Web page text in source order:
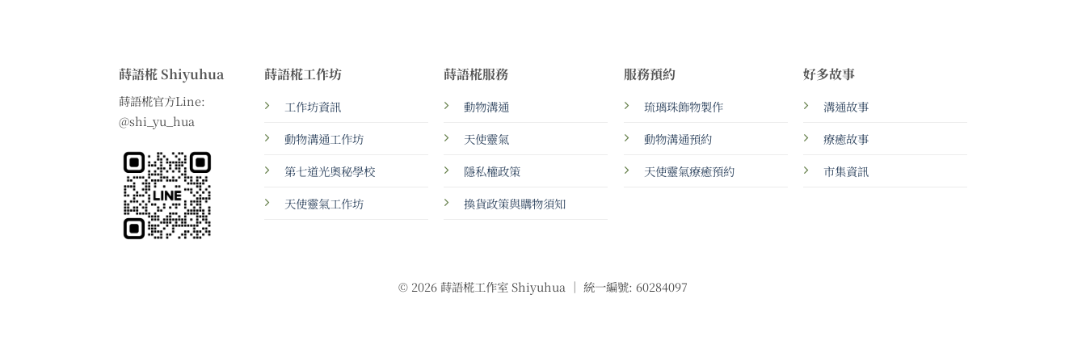
蒔語椛 Shiyuhua
蒔語椛官方Line:
@shi_yu_hua
蒔語椛工作坊
工作坊資訊
動物溝通工作坊
第七道光奧秘學校
天使靈氣工作坊
蒔語椛服務
動物溝通
天使靈氣
隱私權政策
換貨政策與購物須知
服務預約
琉璃珠飾物製作
動物溝通預約
天使靈氣療癒預約
好多故事
溝通故事
療癒故事
市集資訊
© 2026 蒔語椛工作室 Shiyuhua ｜ 統一編號: 60284097